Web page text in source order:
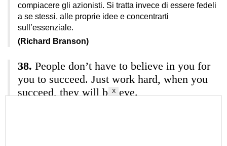
compiacere gli azionisti. Si tratta invece di essere fedeli
a se stessi, alle proprie idee e concentrarti
sull’essenziale.
(Richard Branson)
People don’t have to believe in you for
you to succeed. Just work hard, when you
succeed, they will believe.
X